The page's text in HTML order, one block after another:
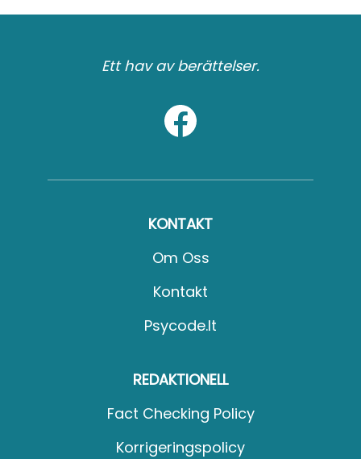
Ett hav av berättelser.
KONTAKT
Om Oss
Kontakt
Psycode.it
REDAKTIONELL
Fact Checking Policy
Korrigeringspolicy